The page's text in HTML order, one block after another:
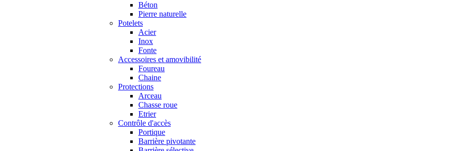
Béton
Pierre naturelle
Potelets
Acier
Inox
Fonte
Accessoires et amovibilité
Foureau
Chaine
Protections
Arceau
Chasse roue
Etrier
Contrôle d'accès
Portique
Barrière pivotante